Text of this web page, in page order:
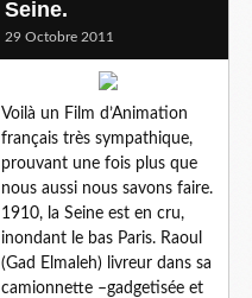
Seine.
29 Octobre 2011
Voilà un Film d’Animation
français très sympathique,
prouvant une fois plus que
nous aussi nous savons faire.
1910, la Seine est en cru,
inondant le bas Paris. Raoul
(Gad Elmaleh) livreur dans sa
camionnette –gadgetisée et